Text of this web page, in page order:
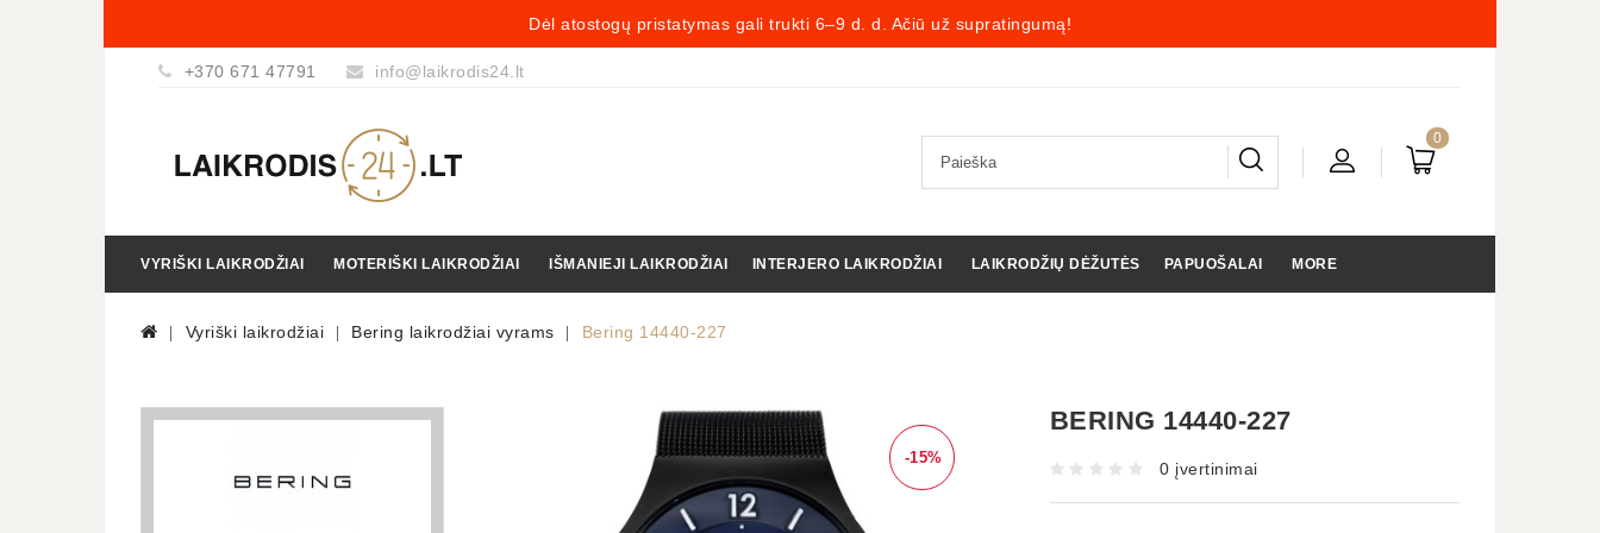
Dėl atostogų pristatymas gali trukti 6–9 d. d. Ačiū už supratingumą!
+370 671 47791 info@laikrodis24.lt
0
VYRIŠKI LAIKRODŽIAI MOTERIŠKI LAIKRODŽIAI IŠMANIEJI LAIKRODŽIAI INTERJERO LAIKRODŽIAI LAIKRODŽIŲ DĖŽUTĖS PAPUOŠALAI MORE
Vyriški laikrodžiai Bering laikrodžiai vyrams Bering 14440-227
-15%
BERING 14440-227
0 įvertinimai